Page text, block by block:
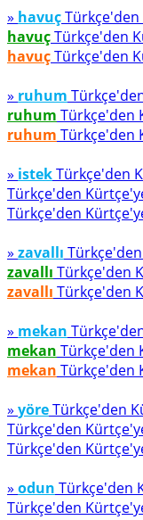
» havuç
havuçTürkçe'den
havuçTürkçe'den
» ruhum
ruhum Türkçe'den
ruhum Türkçe'den
» istekTürkçe'den
Türkçe'den
Türkçe'den
» zavallı
zavallı Türkçe'den
zavallı Türkçe'den
» mekan
mekan Türkçe'den
mekan Türkçe'den
» yöreTürkçe'den
Türkçe'den
Türkçe'den
» odun Türkçe'den
Türkçe'den